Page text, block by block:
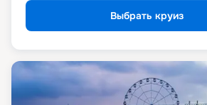
Выбрать круиз